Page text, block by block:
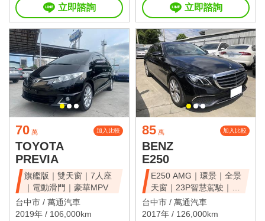
立即諮詢 立即諮詢
70 萬 加入比較
TOYOTA
PREVIA
旗艦版｜雙天窗｜7人座
｜電動滑門｜豪華MPV
台中市 / 萬通汽車
2019年 / 106,000km
85 萬 加入比較
BENZ
E250
E250 AMG｜環景｜全景
天窗｜23P智慧駕駛｜總
代理
台中市 / 萬通汽車
2017年 / 126,000km